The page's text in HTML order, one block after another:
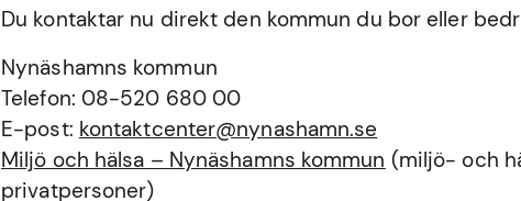
Du kontaktar nu direkt den kommun du bor eller
Nynäshamns kommun
Telefon: 08-520 680 00
E-post: kontaktcenter@nynashamn.se
Miljö och hälsa – Nynäshamns kommun (miljö- och
privatpersoner)